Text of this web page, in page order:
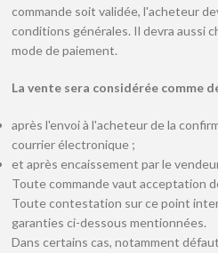
commande soit validée, l'acheteur
conditions générales. Il devra aussi
mode de paiement.
La vente sera considérée comme
après l'envoi à l'acheteur de la
courrier électronique ;
et après encaissement par le
Toute commande vaut acceptation
Toute contestation sur ce point
garanties ci-dessous mentionnées.
Dans certains cas, notamment